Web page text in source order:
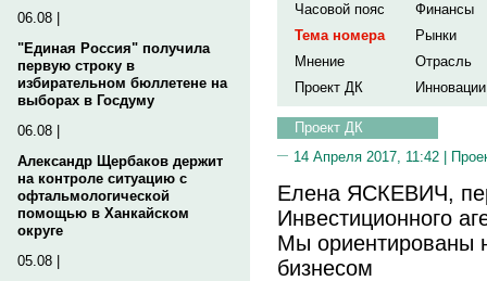
06.08 |
"Единая Россия" получила
первую строку в
избирательном бюллетене на
выборах в Госдуму
06.08 |
Александр Щербаков держит
на контроле ситуацию с
офтальмологической
помощью в Ханкайском
округе
05.08 |
Часовой пояс
Финансы
Тема номера
Рынки
Мнение
Отрасль
Проект ДК
Инновации
Проект ДК
14 Апреля 2017, 11:42 |
Елена ЯСКЕВИЧ,
Инвестиционного
Мы ориентированы
бизнесом